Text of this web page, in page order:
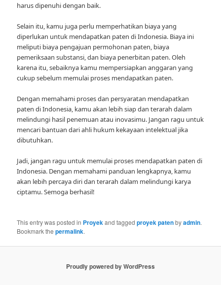
harus dipenuhi dengan baik.
Selain itu, kamu juga perlu memperhatikan biaya yang
diperlukan untuk mendapatkan paten di Indonesia. Biaya ini
meliputi biaya pengajuan permohonan paten, biaya
pemeriksaan substansi, dan biaya penerbitan paten. Oleh
karena itu, sebaiknya kamu mempersiapkan anggaran yang
cukup sebelum memulai proses mendapatkan paten.
Dengan memahami proses dan persyaratan mendapatkan
paten di Indonesia, kamu akan lebih siap dan terarah dalam
melindungi hasil penemuan atau inovasimu. Jangan ragu untuk
mencari bantuan dari ahli hukum kekayaan intelektual jika
dibutuhkan.
Jadi, jangan ragu untuk memulai proses mendapatkan paten di
Indonesia. Dengan memahami panduan lengkapnya, kamu
akan lebih percaya diri dan terarah dalam melindungi karya
ciptamu. Semoga berhasil!
This entry was posted in Proyekand taggedproyek patenbyadmin.
Bookmark thepermalink.
Proudly powered by WordPress